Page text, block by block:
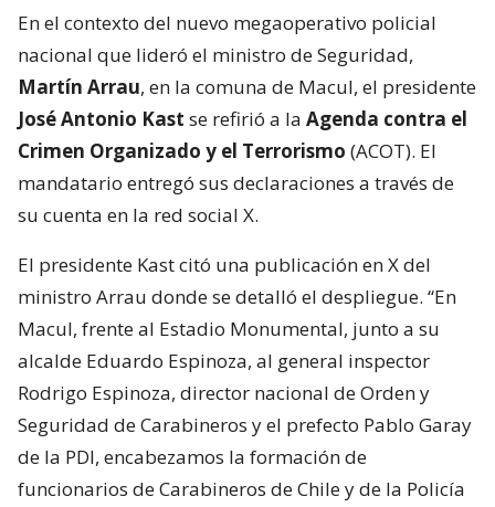
En el contexto del nuevo megaoperativo policial
nacional que lideró el ministro de Seguridad,
Martín Arrau, en la comuna de Macul, el presidente
José Antonio Kast se refirió a la Agenda contra el
Crimen Organizado y el Terrorismo (ACOT). El
mandatario entregó sus declaraciones a través de
su cuenta en la red social X.
El presidente Kast citó una publicación en X del
ministro Arrau donde se detalló el despliegue. “En
Macul, frente al Estadio Monumental, junto a su
alcalde Eduardo Espinoza, al general inspector
Rodrigo Espinoza, director nacional de Orden y
Seguridad de Carabineros y el prefecto Pablo Garay
de la PDI, encabezamos la formación de
funcionarios de Carabineros de Chile y de la Policía